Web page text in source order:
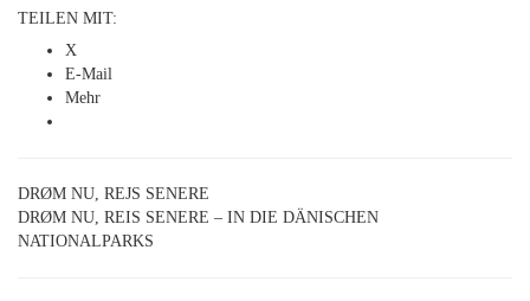
TEILEN MIT:
X
E-Mail
Mehr
DRØM NU, REJS SENERE
DRØM NU, REIS SENERE – IN DIE DÄNISCHEN
NATIONALPARKS